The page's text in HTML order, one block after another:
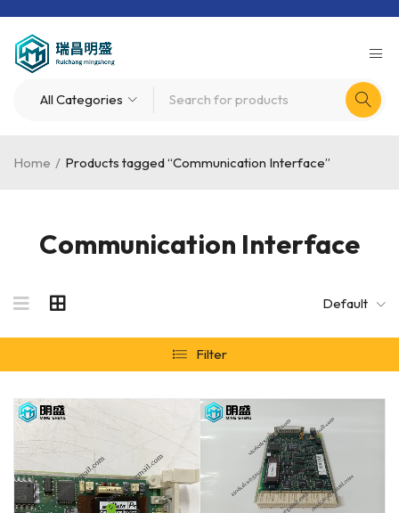
Communication Interface
Home / Products tagged “Communication Interface”
Default
Filter